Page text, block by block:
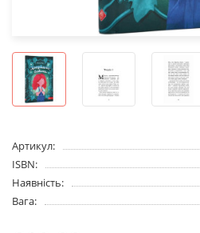
Артикул:
ISBN:
Наявність:
Вага: